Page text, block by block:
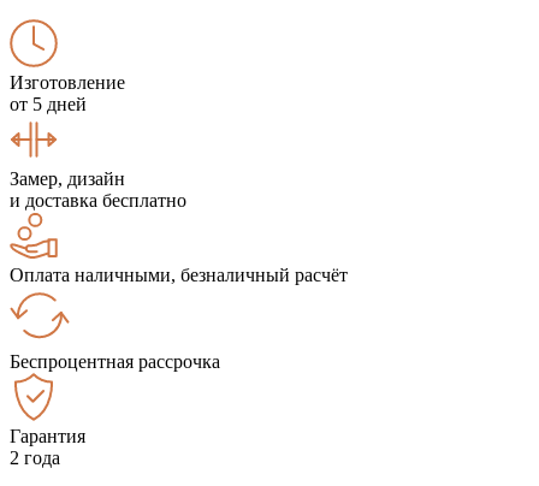
Изготовление
от 5 дней
Замер, дизайн
и доставка бесплатно
Оплата наличными, безналичный расчёт
Беспроцентная рассрочка
Гарантия
2 года